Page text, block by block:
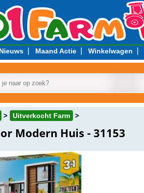
Nieuws| Maand Actie| Winkelwagen
Uitverkocht Farm
Modern Huis - 31153